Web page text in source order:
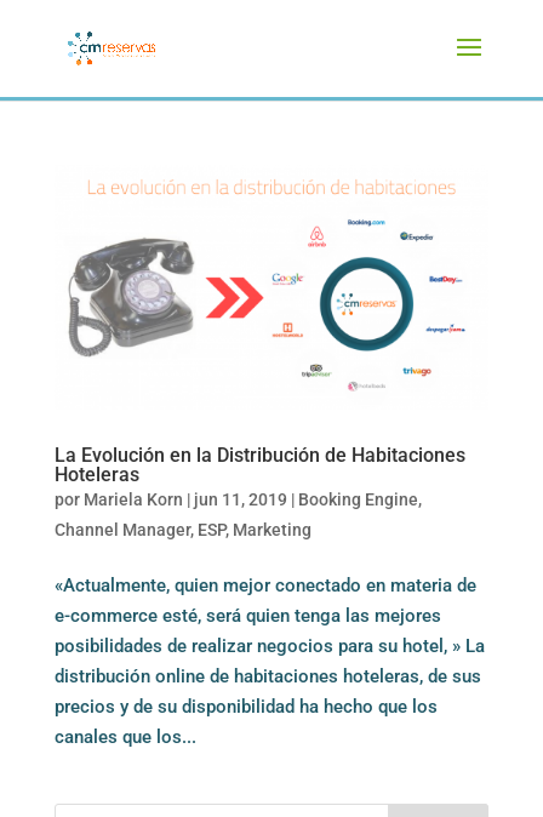
La Evolución en la Distribución de Habitaciones
Hoteleras
por Mariela Korn | jun 11, 2019 | Booking Engine,
Channel Manager, ESP, Marketing
«Actualmente, quien mejor conectado en materia de
e-commerce esté, será quien tenga las mejores
posibilidades de realizar negocios para su hotel, » La
distribución online de habitaciones hoteleras, de sus
precios y de su disponibilidad ha hecho que los
canales que los...